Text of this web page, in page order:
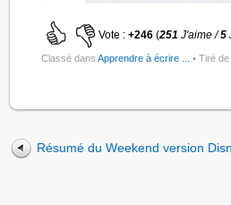
Vote :+246 (251J'aime /5
Classé dansApprendre à écrire ... • Tiré de
Résumé du Weekend version